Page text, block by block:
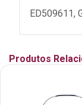
ED509611,
Produtos